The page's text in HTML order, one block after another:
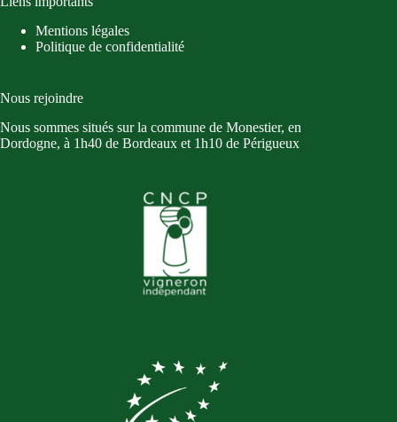
Mentions légales
Politique de confidentialité
Nous rejoindre
Nous sommes situés sur la commune de Monestier, en
Dordogne, à 1h40 de Bordeaux et 1h10 de Périgueux